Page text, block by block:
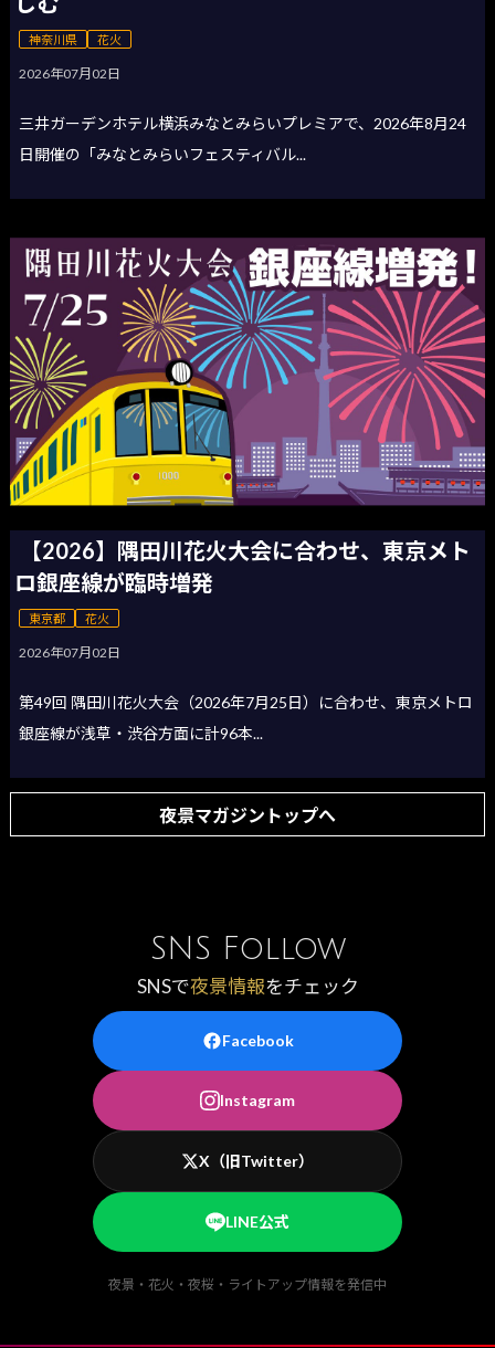
神奈川県 花火
2026年07月02日
三井ガーデンホテル横浜みなとみらいプレミアで、2026年8月24
日開催の「みなとみらいフェスティバル...
【2026】隅田川花火大会に合わせ、東京メト
ロ銀座線が臨時増発
東京都 花火
2026年07月02日
第49回 隅田川花火大会（2026年7月25日）に合わせ、東京メトロ
銀座線が浅草・渋谷方面に計96本...
夜景マガジントップへ
SNS Follow
SNSで夜景情報をチェック
Facebook
Instagram
X（旧Twitter）
LINE公式
夜景・花火・夜桜・ライトアップ情報を発信中